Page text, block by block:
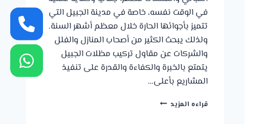
في الوقت نفسه، خاصة في مدينة الجبيل التي
تتميز بأجوائها الحارة خلال معظم أشهر السنة.
ولذلك يبحث الكثير من أصحاب المنازل والفلل
والشركات عن مقاول تركيب مظلات الجبيل
يتمتع بالخبرة والكفاءة والقدرة على تنفيذ
المشاريع بأعلى…
قراءه المزيدمقاول